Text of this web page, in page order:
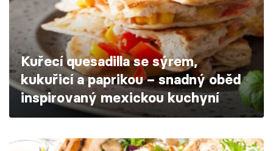
Škola vaření
Recepty z TV
Speciál: Cuketa
Těhotnej kuchař
Kuřecí quesadilla se sýrem,
kukuřicí a paprikou – snadný oběd
inspirovaný mexickou kuchyní